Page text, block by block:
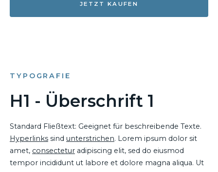
JETZT KAUFEN
TYPOGRAFIE
H1 - Überschrift 1
Standard Fließtext: Geeignet für beschreibende Texte.
Hyperlinks sind unterstrichen. Lorem ipsum dolor sit
amet, consectetur adipiscing elit, sed do eiusmod
tempor incididunt ut labore et dolore magna aliqua. Ut